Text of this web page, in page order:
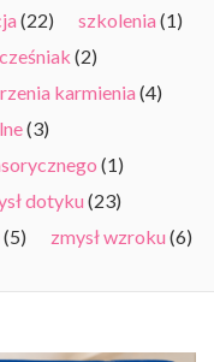
(22) szkolenia (1)
(2)
karmienia (4)
(3)
(1)
dotyku (23)
(5) zmysł wzroku (6)